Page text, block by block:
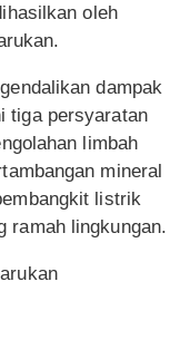
oleh
dampak
tiga persyaratan
limbah
mineral
listrik
ramah lingkungan.